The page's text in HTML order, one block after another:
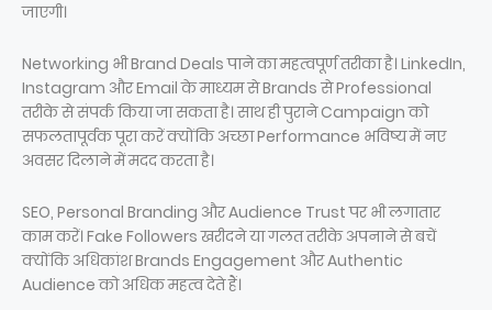
जाएगी।
Networking भी Brand Deals पाने का महत्वपूर्ण तरीका है। LinkedIn,
Instagram और Email के माध्यम से Brands से Professional
तरीके से संपर्क किया जा सकता है। साथ ही पुराने Campaign को
सफलतापूर्वक पूरा करें क्योंकि अच्छा Performance भविष्य में नए
अवसर दिलाने में मदद करता है।
SEO, Personal Branding और Audience Trust पर भी लगातार
काम करें। Fake Followers खरीदने या गलत तरीके अपनाने से बचें
क्योंकि अधिकांश Brands Engagement और Authentic
Audience को अधिक महत्व देते हैं।